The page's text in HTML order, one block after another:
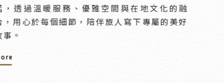
，透過溫暖服務、優雅空間與在地文化的融
，用心於每個細節，陪伴旅人寫下專屬的美好
事。